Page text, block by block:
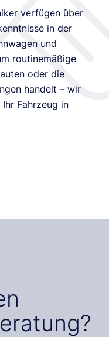
verfügen über
in der
und
routinemäßige
oder die
handelt – wir
Fahrzeug in